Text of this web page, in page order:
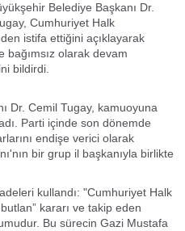
Belediye Başkanı Dr.
Cumhuriyet Halk
istifa ettiğini açıklayarak
bağımsız olarak devam
bildirdi.
Dr. Cemil Tugay, kamuoyuna
Parti içinde son dönemde
endişe verici olarak
bir grup il başkanıyla birlikte
kullandı: "Cumhuriyet Halk
kararı ve takip eden
Bu sürecin Gazi Mustafa